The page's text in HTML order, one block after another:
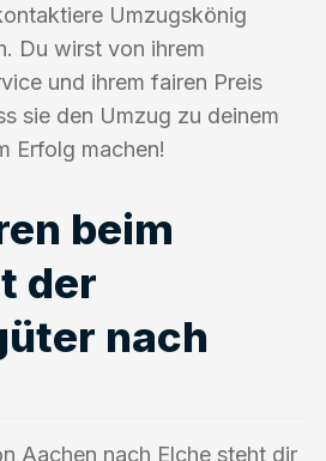
Umzugskönig
Du wirst von ihrem
und ihrem fairen Preis
sie den Umzug zu deinem
Erfolg machen!
beim
der
nach
Aachen nach Elche steht dir